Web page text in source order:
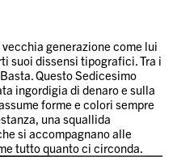
generazione come lui
suoi dissensi tipografici. Tra i
Questo Sedicesimo
ingordigia di denaro e sulla
forme e colori sempre
una squallida
si accompagnano alle
tutto quanto ci circonda.